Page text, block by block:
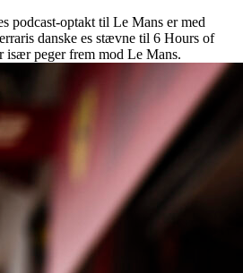
podcast-optakt til Le Mans er med
danske es stævne til 6 Hours of
især peger frem mod Le Mans.